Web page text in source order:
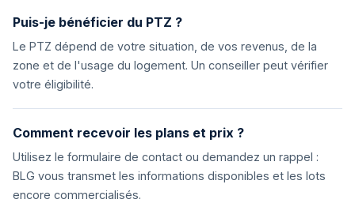
Puis-je bénéficier du PTZ ?
Le PTZ dépend de votre situation, de vos revenus, de la
zone et de l'usage du logement. Un conseiller peut vérifier
votre éligibilité.
Comment recevoir les plans et prix ?
Utilisez le formulaire de contact ou demandez un rappel :
BLG vous transmet les informations disponibles et les lots
encore commercialisés.